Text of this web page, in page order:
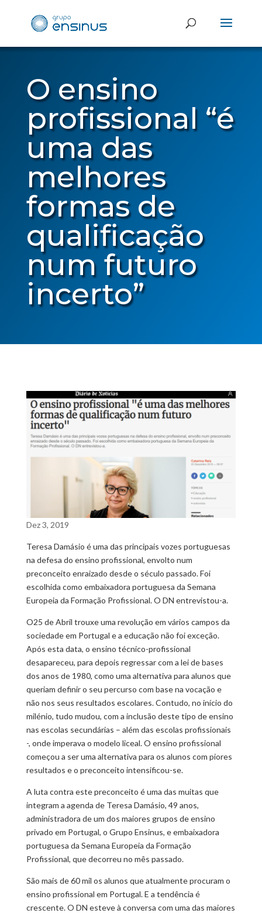
O ensino
profissional “é
uma das
melhores
formas de
qualificação
num futuro
incerto”
Dez 3, 2019
Teresa Damásio é uma das principais vozes portuguesas
na defesa do ensino profissional, envolto num
preconceito enraizado desde o século passado. Foi
escolhida como embaixadora portuguesa da Semana
Europeia da Formação Profissional. O DN entrevistou-a.
O25 de Abril trouxe uma revolução em vários campos da
sociedade em Portugal e a educação não foi exceção.
Após esta data, o ensino técnico-profissional
desapareceu, para depois regressar com a lei de bases
dos anos de 1980, como uma alternativa para alunos que
queriam definir o seu percurso com base na vocação e
não nos seus resultados escolares. Contudo, no início do
milénio, tudo mudou, com a inclusão deste tipo de ensino
nas escolas secundárias – além das escolas profissionais
-, onde imperava o modelo liceal. O ensino profissional
começou a ser uma alternativa para os alunos com piores
resultados e o preconceito intensificou-se.
A luta contra este preconceito é uma das muitas que
integram a agenda de Teresa Damásio, 49 anos,
administradora de um dos maiores grupos de ensino
privado em Portugal, o Grupo Ensinus, e embaixadora
portuguesa da Semana Europeia da Formação
Profissional, que decorreu no mês passado.
São mais de 60 mil os alunos que atualmente procuram o
ensino profissional em Portugal. E a tendência é
crescente. O DN esteve à conversa com uma das maiores